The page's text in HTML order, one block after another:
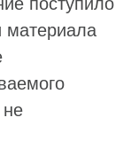
материала